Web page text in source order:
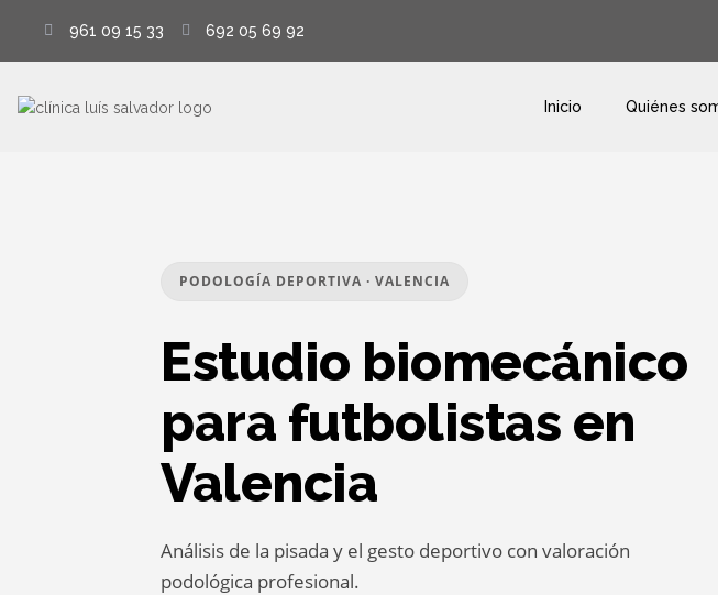
961 09 15 33 692 05 69 92
Inicio Quiénes
PODOLOGÍA DEPORTIVA · VALENCIA
Estudio biomecánico
para futbolistas en
Valencia
Análisis de la pisada y el gesto deportivo con valoración
podológica profesional.